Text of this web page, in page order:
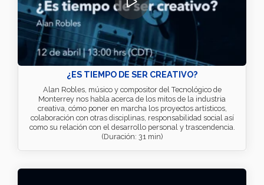
¿ES TIEMPO DE SER CREATIVO?
Alan Robles, músico y compositor del Tecnológico de
Monterrey nos habla acerca de los mitos de la industria
creativa, cómo poner en marcha los proyectos artísticos,
colaboración con otras disciplinas, responsabilidad social así
como su relación con el desarrollo personal y trascendencia.
(Duración: 31 min)